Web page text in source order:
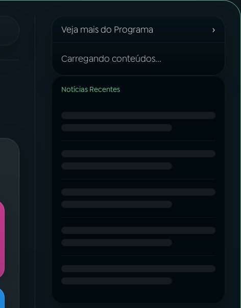
Veja mais do Programa ›
Carregando conteúdos...
Notícias Recentes